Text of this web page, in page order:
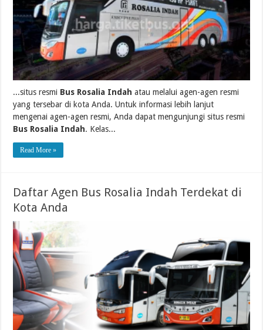
...situs resmi Bus Rosalia Indah atau melalui agen-agen resmi
yang tersebar di kota Anda. Untuk informasi lebih lanjut
mengenai agen-agen resmi, Anda dapat mengunjungi situs resmi
Bus Rosalia Indah. Kelas...
Read More »
Daftar Agen Bus Rosalia Indah Terdekat di
Kota Anda